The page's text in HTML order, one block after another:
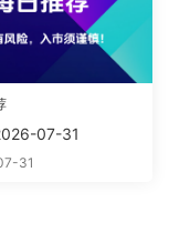
07-31
31